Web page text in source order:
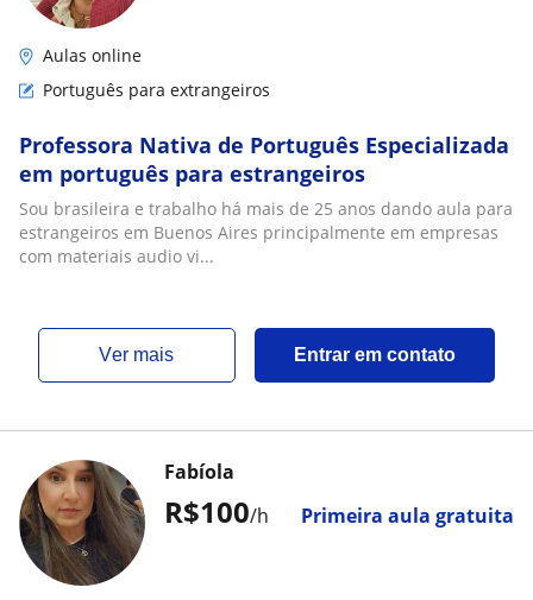
Aulas online
Português para extrangeiros
Professora Nativa de Português Especializada
em português para estrangeiros
Sou brasileira e trabalho há mais de 25 anos dando aula para
estrangeiros em Buenos Aires principalmente em empresas
com materiais audio vi...
ver mais Entrar em contato
R$100/h Primeira aula gratuita
Fabíola